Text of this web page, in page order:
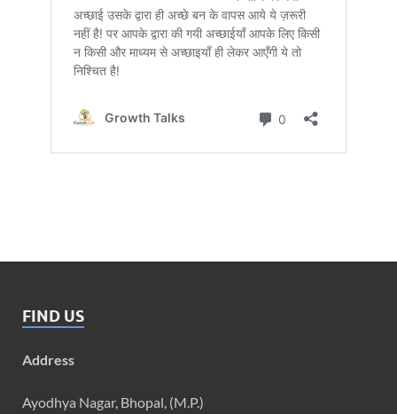
FIND US
Address
Ayodhya Nagar, Bhopal, (M.P.)